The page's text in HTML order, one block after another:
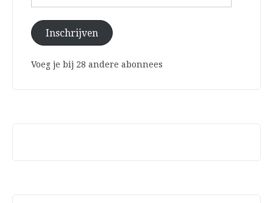
Inschrijven
Voeg je bij 28 andere abonnees